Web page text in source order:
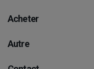
Acheter
Autre